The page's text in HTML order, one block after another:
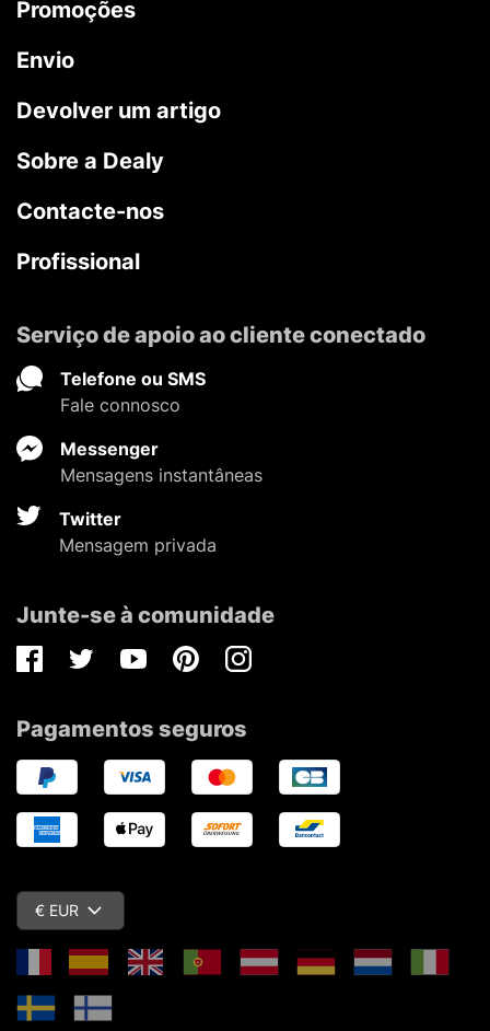
Promoções
Envio
Devolver um artigo
Sobre a Dealy
Contacte-nos
Profissional
Serviço de apoio ao cliente conectado
Telefone ou SMS
Fale connosco
Messenger
Mensagens instantâneas
Twitter
Mensagem privada
Junte-se à comunidade
FacebookTwitterYoutubePinterestInstagram
Pagamentos seguros
€ EUR